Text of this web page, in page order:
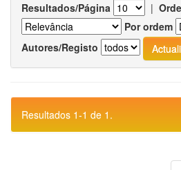
Resultados/Página |
Por ordem
Autores/Registo
Resultados 1-1 de 1.